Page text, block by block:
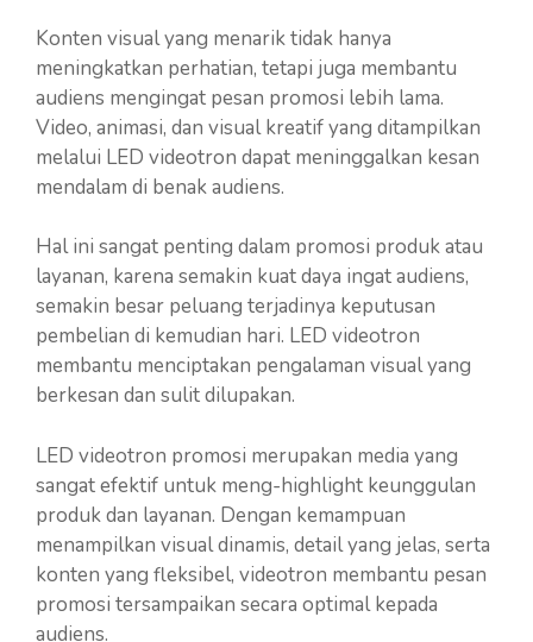
Konten visual yang menarik tidak hanya
meningkatkan perhatian, tetapi juga membantu
audiens mengingat pesan promosi lebih lama.
Video, animasi, dan visual kreatif yang ditampilkan
melalui LED videotron dapat meninggalkan kesan
mendalam di benak audiens.
Hal ini sangat penting dalam promosi produk atau
layanan, karena semakin kuat daya ingat audiens,
semakin besar peluang terjadinya keputusan
pembelian di kemudian hari. LED videotron
membantu menciptakan pengalaman visual yang
berkesan dan sulit dilupakan.
LED videotron promosi merupakan media yang
sangat efektif untuk meng-highlight keunggulan
produk dan layanan. Dengan kemampuan
menampilkan visual dinamis, detail yang jelas, serta
konten yang fleksibel, videotron membantu pesan
promosi tersampaikan secara optimal kepada
audiens.